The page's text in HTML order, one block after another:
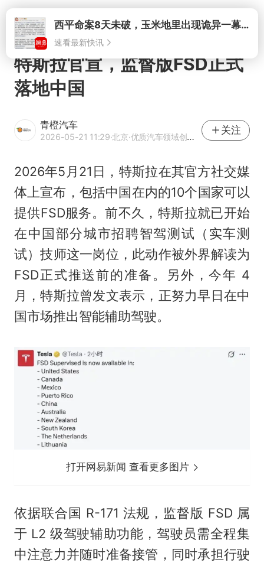
打开西平命案8天未破，玉米地里出现诡异一幕，我突然想起了欧金中
速看最新快讯
特斯拉官宣，监督版FSD正式
落地中国
青橙汽车
2026-05-21 11:29·北京·优质汽车领域创作者
关注
2026年5月21日，特斯拉在其官方社交媒
体上宣布，包括中国在内的10个国家可以
提供FSD服务。前不久，特斯拉就已开始
在中国部分城市招聘智驾测试（实车测
试）技师这一岗位，此动作被外界解读为
FSD正式推送前的准备。另外，今年 4
月，特斯拉曾发文表示，正努力早日在中
国市场推出智能辅助驾驶。
打开网易新闻 查看更多图片
依据联合国 R-171 法规，监督版 FSD 属
于 L2 级驾驶辅助功能，驾驶员需全程集
中注意力并随时准备接管，同时承担行驶